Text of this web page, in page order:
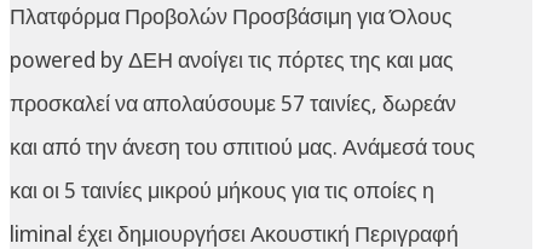
Πλατφόρμα Προβολών Προσβάσιμη για Όλους
powered by ΔΕΗ ανοίγει τις πόρτες της και μας
προσκαλεί να απολαύσουμε 57 ταινίες, δωρεάν
και από την άνεση του σπιτιού μας. Ανάμεσά τους
και οι 5 ταινίες μικρού μήκους για τις οποίες η
liminal έχει δημιουργήσει Ακουστική Περιγραφή